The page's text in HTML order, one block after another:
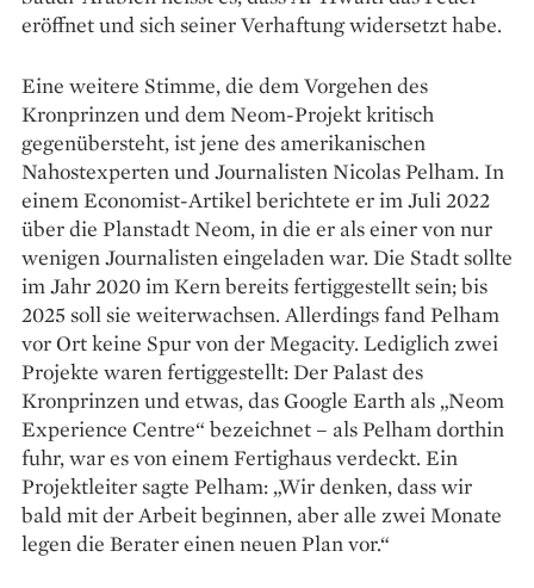
eröffnet und sich seiner Verhaftung widersetzt habe.
Eine weitere Stimme, die dem Vorgehen des
Kronprinzen und dem Neom-Projekt kritisch
gegenübersteht, ist jene des amerikanischen
Nahostexperten und Journalisten Nicolas Pelham. In
einem Economist-Artikel berichtete er im Juli 2022
über die Planstadt Neom, in die er als einer von nur
wenigen Journalisten einge­laden war. Die Stadt sollte
im Jahr 2020 im Kern bereits fertiggestellt sein; bis
2025 soll sie weiterwachsen. Allerdings fand Pelham
vor Ort keine Spur von der Megacity. Lediglich zwei
Projekte waren fertiggestellt: Der Palast des
Kronprinzen und etwas, das Google Earth als „Neom
Experience Centre“ bezeichnet – als Pelham dorthin
fuhr, war es von einem Fertighaus verdeckt. Ein
Projektleiter sagte Pelham: „Wir denken, dass wir
bald mit der Arbeit beginnen, aber alle zwei Monate
legen die Berater einen neuen Plan vor.“